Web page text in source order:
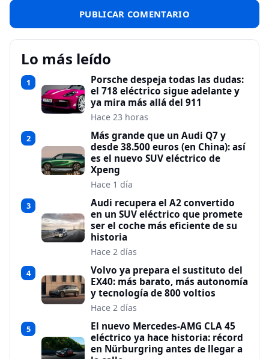
Lo más leído
1
Porsche despeja todas las dudas:
el 718 eléctrico sigue adelante y
ya mira más allá del 911
Hace 23 horas
2
Más grande que un Audi Q7 y
desde 38.500 euros (en China): así
es el nuevo SUV eléctrico de
Xpeng
Hace 1 día
3
Audi recupera el A2 convertido
en un SUV eléctrico que promete
ser el coche más eficiente de su
historia
Hace 2 días
4
Volvo ya prepara el sustituto del
EX40: más barato, más autonomía
y tecnología de 800 voltios
Hace 2 días
5
El nuevo Mercedes-AMG CLA 45
eléctrico ya hace historia: récord
en Nürburgring antes de llegar a